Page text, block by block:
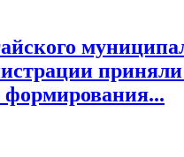
формирования...